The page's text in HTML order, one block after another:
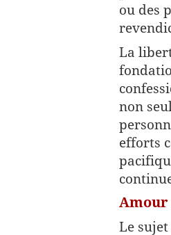
ou des
La
non
efforts
Amour
Le